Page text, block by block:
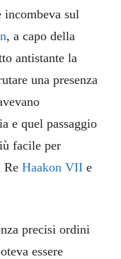
incombeva sul
, a capo della
antistante la
una presenza
e quel passaggio
facile per
ReHaakon VII e
precisi ordini
essere